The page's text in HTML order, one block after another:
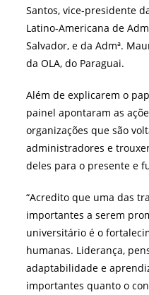
Santos, vice-presidente
Latino-Americana de
Salvador, e da Admª.
da OLA, do Paraguai.
Além de explicarem o
painel apontaram as
organizações que são
administradores e
deles para o presente e
“Acredito que uma das
importantes a serem
universitário é o
humanas. Liderança,
adaptabilidade e
importantes quanto o